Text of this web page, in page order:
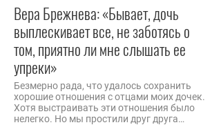
Вера Брежнева: «Бывает, дочь
выплескивает все, не заботясь о
том, приятно ли мне слышать ее
упреки»
Безмерно рада, что удалось сохранить
хорошие отношения с отцами моих дочек.
Хотя выстраивать эти отношения было
нелегко. Но мы простили друг друга…